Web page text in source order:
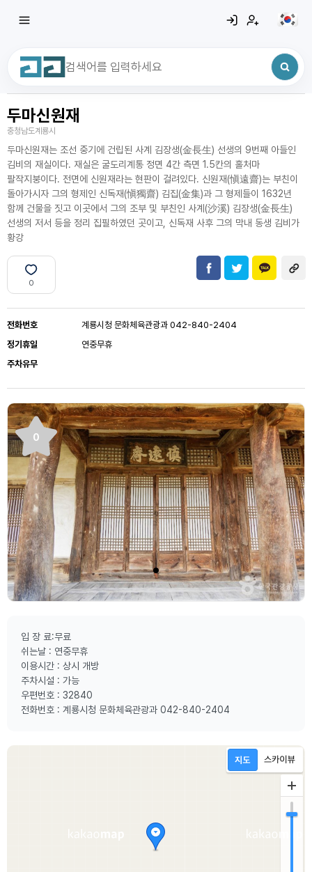
최근 검색어
두마신원재
충청남도계룡시
두마신원재는 조선 중기에 건립된 사계 김장생(金長生) 선생의 9번째 아들인
김비의 재실이다. 재실은 굴도리계통 정면 4간 측면 1.5칸의 홀처마
팔작지붕이다. 전면에 신원재라는 현판이 걸려있다. 신원재(愼遠齋)는 부친이
돌아가시자 그의 형제인 신독재(愼獨齋) 김집(金集)과 그 형제들이 1632년
함께 건물을 짓고 이곳에서 그의 조부 및 부친인 사계(沙溪) 김장생(金長生)
선생의 저서 등을 정리 집필하였던 곳이고, 신독재 사후 그의 막내 동생 김비가
황강
0
전화번호
계룡시청 문화체육관광과 042-840-2404
정기휴일
연중무휴
주차유무
0
입 장 료:무료
쉬는날 : 연중무휴
이용시간 : 상시 개방
주차시설 : 가능
우편번호 : 32840
전화번호 : 계룡시청 문화체육관광과 042-840-2404